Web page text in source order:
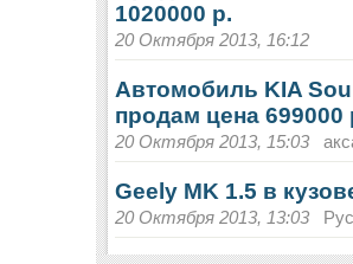
1020000 р.
20 Октября 2013, 16:12
Автомобиль KIA
продам цена 699000
20 Октября 2013, 15:03
Geely MK 1.5 в
20 Октября 2013, 13:03